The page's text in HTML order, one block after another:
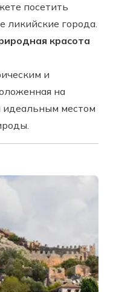
посетить
ликийские города.
красота
и
на
идеальным местом